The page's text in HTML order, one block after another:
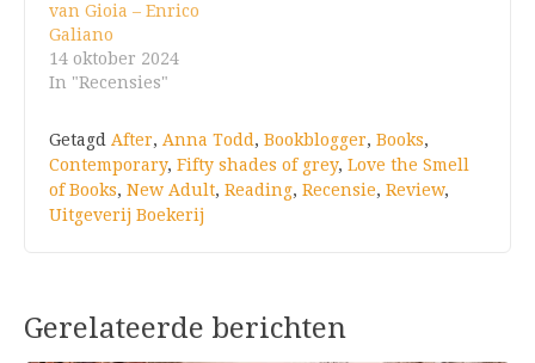
van Gioia – Enrico
Galiano
14 oktober 2024
In "Recensies"
Getagd After, Anna Todd , Bookblogger, Books,
Contemporary, Fifty shades of grey, Love the Smell
of Books, New Adult, Reading, Recensie, Review,
Uitgeverij Boekerij
Gerelateerde berichten